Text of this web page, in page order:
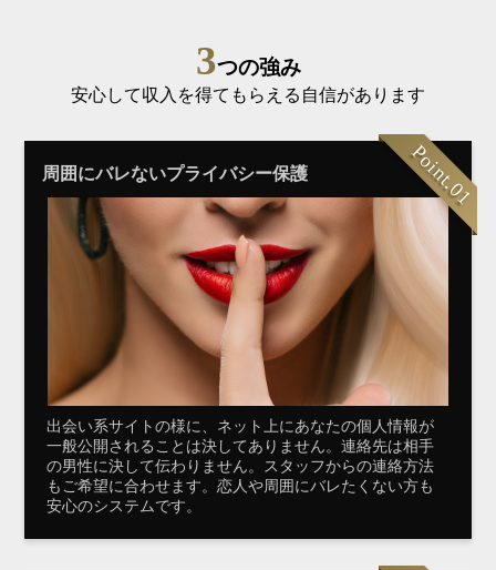
3つの強み
安心して収入を得てもらえる自信があります
Point.01
周囲にバレないプライバシー保護
出会い系サイトの様に、ネット上にあなたの個人情報が
一般公開されることは決してありません。連絡先は相手
の男性に決して伝わりません。スタッフからの連絡方法
もご希望に合わせます。恋人や周囲にバレたくない方も
安心のシステムです。